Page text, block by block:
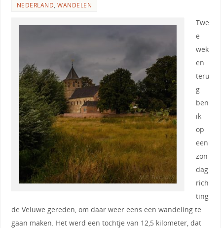
NEDERLAND,WANDELEN
Twe
e
wek
en
teru
g
ben
ik
op
een
zon
dag
rich
ting
de Veluwe gereden, om daar weer eens een wandeling te
gaan maken. Het werd een tochtje van 12,5 kilometer, dat